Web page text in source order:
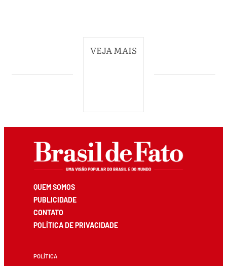
VEJA MAIS
QUEM SOMOS
PUBLICIDADE
CONTATO
POLÍTICA DE PRIVACIDADE
POLÍTICA